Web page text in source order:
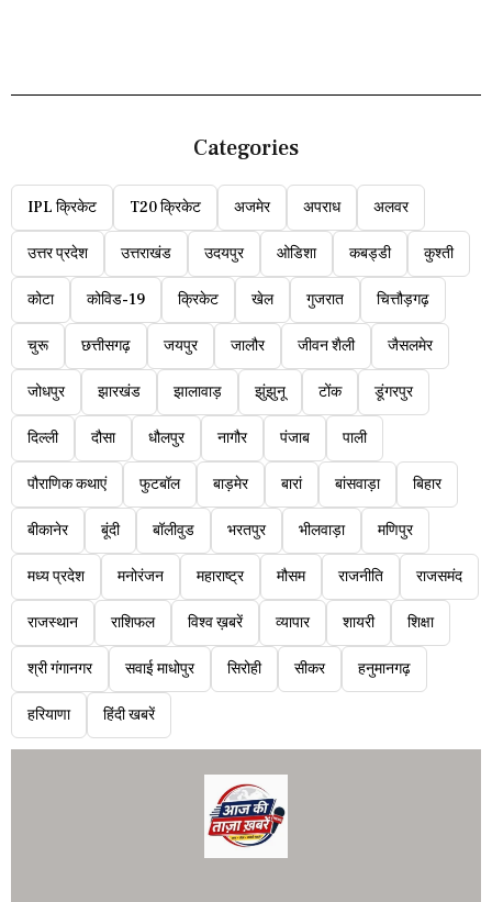
Categories
IPL क्रिकेट T20 क्रिकेट अजमेर अपराध अलवर
उत्तर प्रदेश उत्तराखंड उदयपुर ओडिशा कबड्डी कुश्ती
कोटा कोविड-19 क्रिकेट खेल गुजरात चित्तौड़गढ़
चुरू छत्तीसगढ़ जयपुर जालौर जीवन शैली जैसलमेर
जोधपुर झारखंड झालावाड़ झुंझुनू टोंक डूंगरपुर
दिल्ली दौसा धौलपुर नागौर पंजाब पाली
पौराणिक कथाएं फुटबॉल बाड़मेर बारां बांसवाड़ा बिहार
बीकानेर बूंदी बॉलीवुड भरतपुर भीलवाड़ा मणिपुर
मध्य प्रदेश मनोरंजन महाराष्ट्र मौसम राजनीति राजसमंद
राजस्थान राशिफल विश्व ख़बरें व्यापार शायरी शिक्षा
श्री गंगानगर सवाई माधोपुर सिरोही सीकर हनुमानगढ़
हरियाणा हिंदी खबरें